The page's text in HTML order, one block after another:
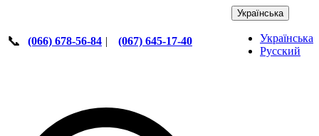
📞 (066) 678-56-84 | (067) 645-17-40
Українська
Українська
Русский